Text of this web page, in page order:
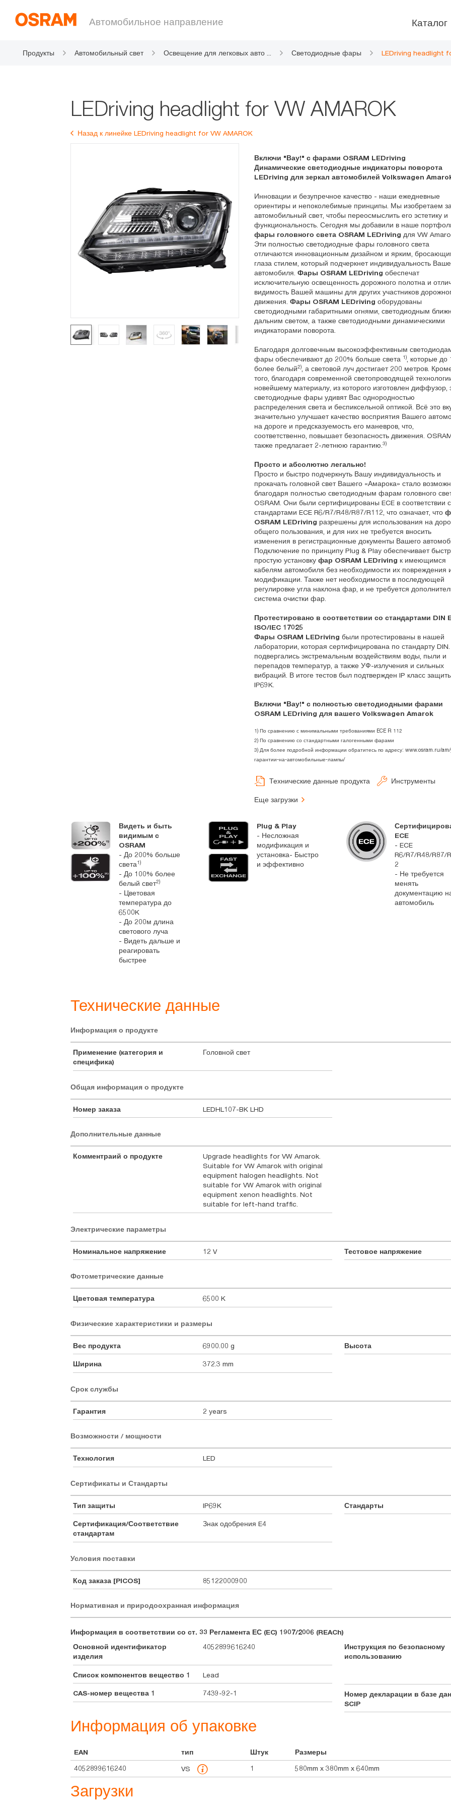
Автомобильное направление Каталог
Продукты Автомобильный свет Освещение для легковых авто Светодиодные фары LEDriving headlight
LEDriving headlight for VW AMAROK
Назад к линейке LEDriving headlight for VW AMAROK
Включи "Вау!" с фарами OSRAM LEDriving
Динамические светодиодные индикаторы поворота
LEDriving для зеркал автомобилей Volkswagen
Инновации и безупречное качество - наши ежедневные
ориентиры и непоколебимые принципы. Мы изобретаем
автомобильный свет, чтобы переосмыслить его эстетику и
функциональность. Сегодня мы добавили в наше
фары головного света OSRAM LEDriving для VW
Эти полностью светодиодные фары головного света
отличаются инновационным дизайном и ярким,
глаза стилем, который подчеркнет индивидуальность
автомобиля. Фары OSRAM LEDriving обеспечат
исключительную освещенность дорожного полотна и
видимость Вашей машины для других участников
движения. Фары OSRAM LEDriving оборудованы
светодиодными габаритными огнями, светодиодным
дальним светом, а также светодиодными динамическими
индикаторами поворота.
Благодаря долговечным высокоэффективным
фары обеспечивают до 200% больше света 1), которые до
более белый2), а световой луч достигает 200 метров.
того, благодаря современной светопроводящей
новейшему материалу, из которого изготовлен диффузор,
светодиодные фары удивят Вас однородностью
распределения света и беспиксельной оптикой. Всё это
значительно улучшает качество восприятия Вашего
на дороге и предсказуемость его маневров, что,
соответственно, повышает безопасность движения.
также предлагает 2-летнюю гарантию. 3)
Просто и абсолютно легально!
Просто и быстро подчеркнуть Вашу индивидуальность и
прокачать головной свет Вашего «Амарока» стало
благодаря полностью светодиодным фарам головного
OSRAM. Они были сертифицированы ECE в соответствии
стандартами ECE R6/R7/R48/R87/R112, что означает, что
OSRAM LEDriving разрешены для использования на
общего пользования, и для них не требуется вносить
изменения в регистрационные документы Вашего
Подключение по принципу Plug & Play обеспечивает
простую установку фар OSRAM LEDriving к имеющимся
кабелям автомобиля без необходимости их повреждения
модификации. Также нет необходимости в последующей
регулировке угла наклона фар, и не требуется
система очистки фар.
Протестировано в соответствии со стандартами DIN
ISO/IEC 17025
Фары OSRAM LEDriving были протестированы в нашей
лаборатории, которая сертифицирована по стандарту
подвергались экстремальным воздействиям воды, пыли и
перепадов температур, а также УФ-излучения и сильных
вибраций. В итоге тестов был подтвержден IP класс
IP69K.
Включи "Вау!" с полностью светодиодными фарами
OSRAM LEDriving для вашего Volkswagen Amarok
1) По сравнению с минимальными требованиями ECE R 112
2) По сравнению со стандартными галогенными фарами
3) Для более подробной информации обратитесь по адресу: www.osram.ru/am/
гарантии-на-автомобильные-лампы/
Технические данные продукта Инструменты
Еще загрузки
Видеть и быть
видимым с
OSRAM
- До 200% больше
света1)
- До 100% более
белый свет2)
- Цветовая
температура до
6500K
- До 200м длина
светового луча
- Видеть дальше и
реагировать
быстрее
Plug & Play
- Несложная
модификация и
установка- Быстро
и эффективно
ECE
- ECE
R6/R7/R48/R87/
2
- Не требуется
менять
документацию
автомобиль
Технические данные
Информация о продукте
Применение (категория и
специфика)
Головной свет
Общая информация о продукте
Номер заказа LEDHL107-BK LHD
Дополнительные данные
Комментраий о продукте
Upgrade headlights for VW Amarok.
Suitable for VW Amarok with original
equipment halogen headlights. Not
suitable for VW Amarok with original
equipment xenon headlights. Not
suitable for left-hand traffic.
Электрические параметры
Номинальное напряжение 12 V Тестовое напряжение
Фотометрические данные
Цветовая температура 6500 K
Физические характеристики и размеры
Вес продукта 6900.00 g
Ширина 372.3 mm
Высота
Срок службы
Гарантия 2 years
Возможности / мощности
Технология LED
Сертификаты и Стандарты
Тип защиты IP69K
Сертификация/Соответствие
стандартам
Знак одобрения E4
Стандарты
Условия поставки
Код заказа [PICOS] 85122000900
Нормативная и природоохранная информация
Информация в соответствии со ст. 33 Регламента ЕС (EC) 1907/2006 (REACh)
Основной идентификатор
изделия
4052899616240
Список компонентов вещество 1 Lead
CAS-номер вещества 1 7439-92-1
Инструкция по безопасному
использованию
Номер декларации в базе
SCIP
Информация об упаковке
EAN тип Штук Размеры
4052899616240
VS 1 580mm x 380mm x 640mm
Загрузки